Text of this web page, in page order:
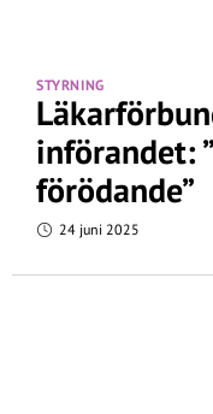
STYRNING
införandet:
förödande”
24 juni 2025